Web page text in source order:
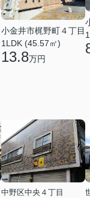
小金井市梶野町４丁目
1LDK (45.57㎡)
13.8万円
中野区中央４丁目